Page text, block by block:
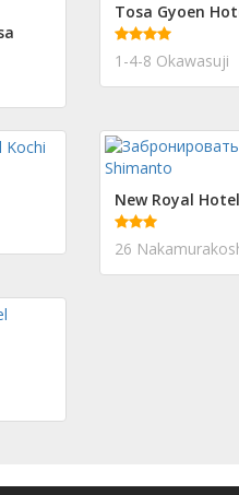
Tosa Gyoen
1-4-8 Okawasuji
New Royal